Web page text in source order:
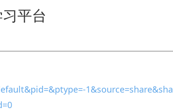
平台
1&source=share&sha